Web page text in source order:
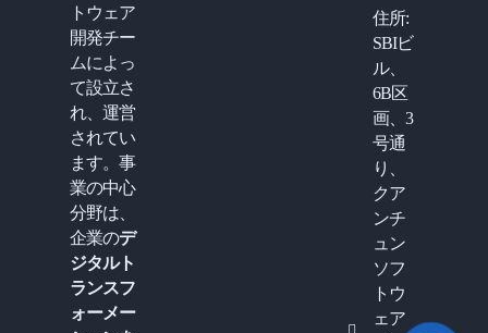
トウェア
開発チー
ムによっ
て設立さ
れ、運営
されてい
ます。事
業の中心
分野は、
企業のデ
ジタルト
ランスフ
ォーメー
住所:
SBIビ
ル、
6B区
画、3
号通
り、
クア
ンチ
ュン
ソフ
トウ
ェア